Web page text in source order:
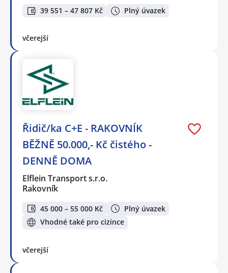
39 551 – 47 807 Kč Plný úvazek
včerejší
Řidič/ka C+E - RAKOVNÍK
BĚŽNĚ 50.000,- Kč čistého -
DENNĚ DOMA
Elflein Transport s.r.o.
Rakovník
45 000 – 55 000 Kč
Plný úvazek
Vhodné také pro cizince
včerejší